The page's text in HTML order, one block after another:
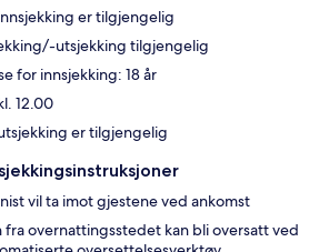
er tilgjengelig
utsjekking tilgjengelig
for innsjekking: 18 år
12.00
er tilgjengelig
vil ta imot gjestene ved ankomst
fra overnattingsstedet kan bli oversatt ved